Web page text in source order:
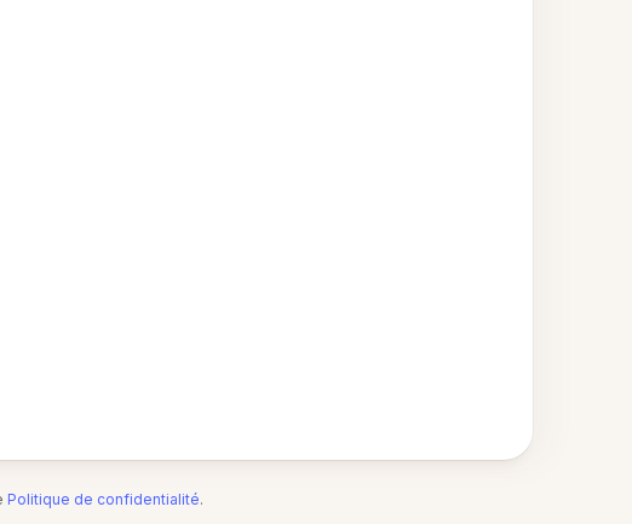
Politique de confidentialité.